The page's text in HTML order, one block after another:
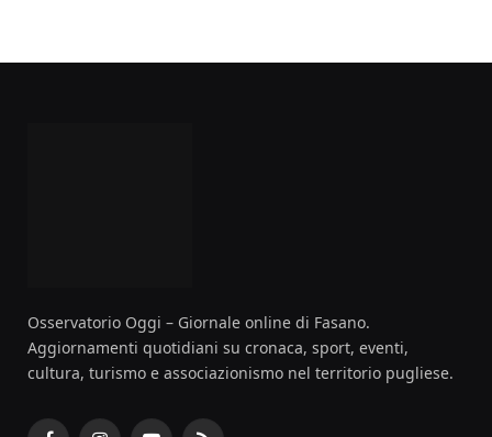
Osservatorio Oggi – Giornale online di Fasano.
Aggiornamenti quotidiani su cronaca, sport, eventi,
cultura, turismo e associazionismo nel territorio pugliese.